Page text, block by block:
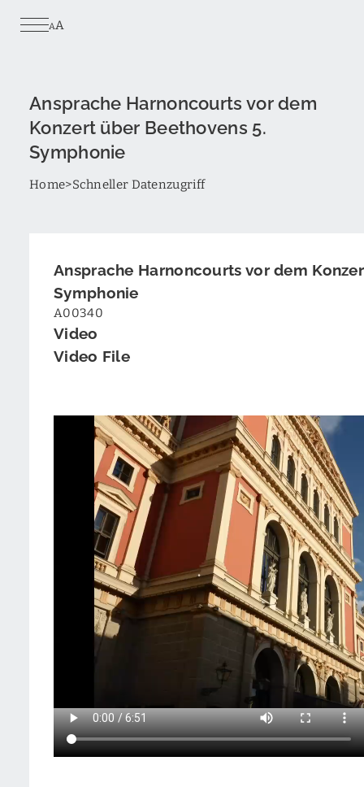
AA
Ansprache Harnoncourts vor dem
Konzert über Beethovens 5.
Symphonie
Breadcrumb
Home Schneller Datenzugriff
Ansprache Harnoncourts vor dem
Symphonie
A00340
Video
Video File